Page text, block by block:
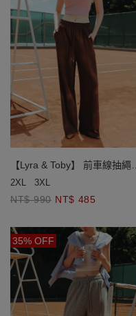
【Lyra & Toby】 前車線抽繩鬆
緊長褲
2XL 3XL
NT$ 990 NT$ 485
35% OFF